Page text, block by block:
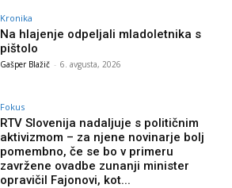
Kronika
Na hlajenje odpeljali mladoletnika s
pištolo
Gašper Blažič - 6. avgusta, 2026
Fokus
RTV Slovenija nadaljuje s političnim
aktivizmom – za njene novinarje bolj
pomembno, če se bo v primeru
zavržene ovadbe zunanji minister
opravičil Fajonovi, kot...